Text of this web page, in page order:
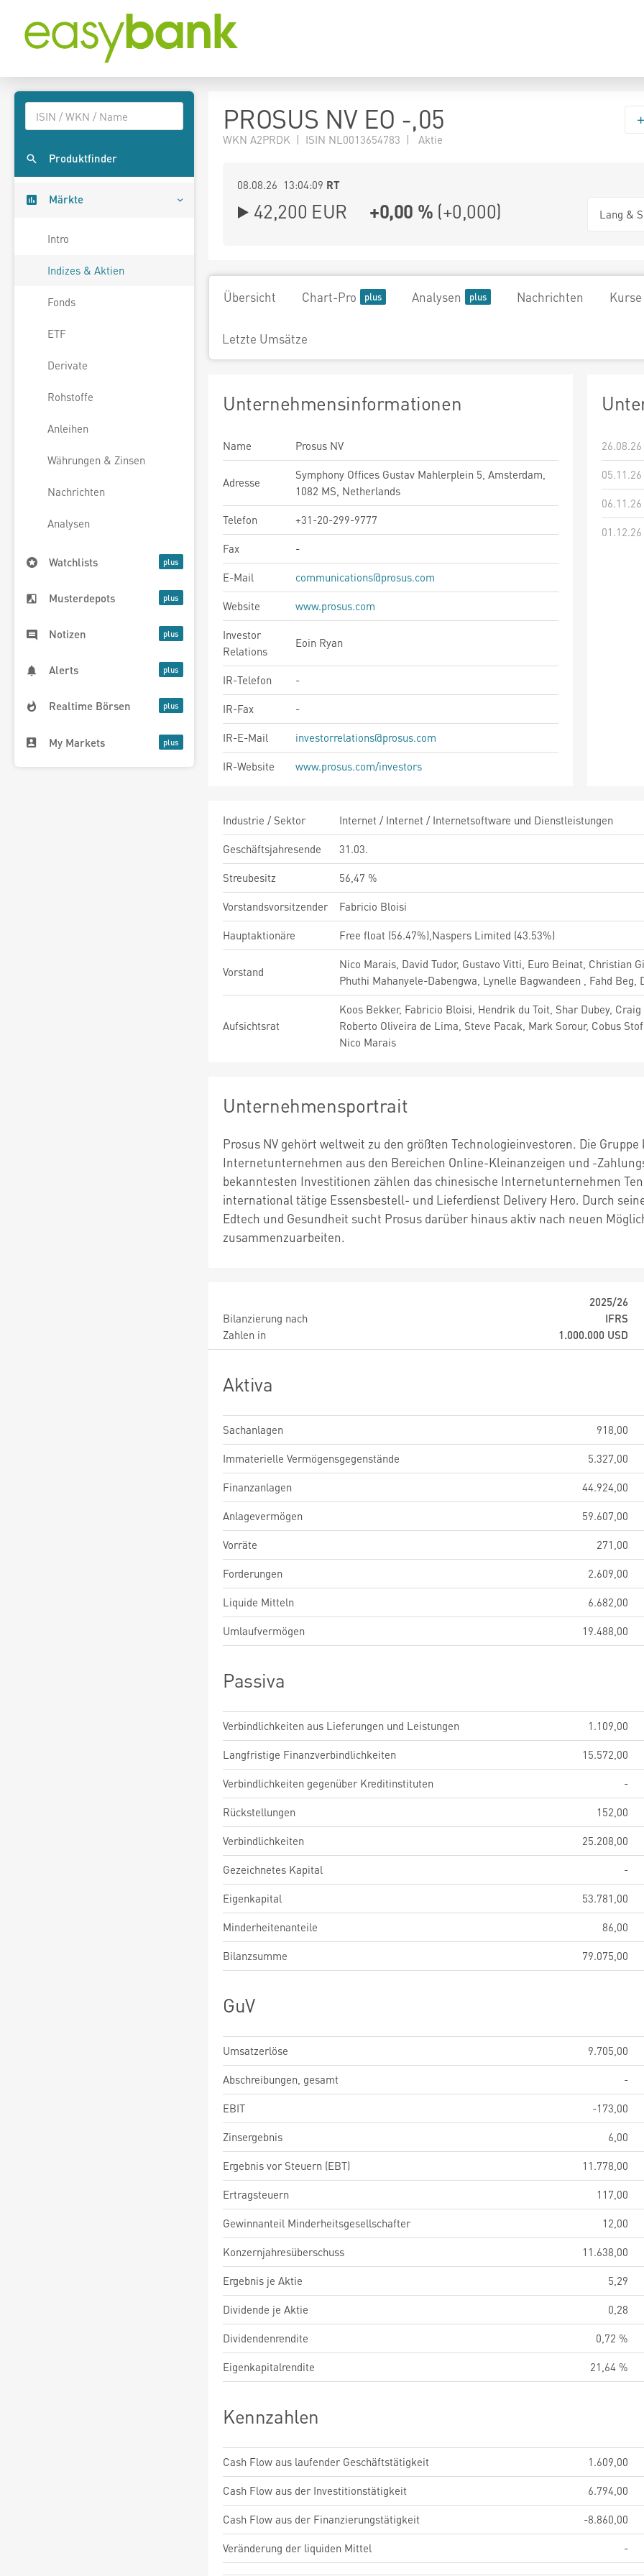
Produktfinder
Märkte
Intro
Indizes & Aktien
Fonds
ETF
Derivate
Rohstoffe
Anleihen
Währungen & Zinsen
Nachrichten
Analysen
Watchlists
Musterdepots
Notizen
Alerts
Realtime Börsen
My Markets
PROSUS NV EO -,05
WKN A2PRDK | ISIN NL0013654783 | Aktie
08.08.26 13:04:09 RT
42,200 EUR +0,00 % (+0,000) Lang &
Übersicht Chart-Pro Analysen Nachrichten
Letzte Umsätze
Unternehmensinformationen
Name Prosus NV
Adresse
Symphony Offices Gustav Mahlerplein 5, Amsterdam,
1082 MS, Netherlands
Telefon
+31-20-299-9777
Fax
-
E-Mail
communications@prosus.com
Website
www.prosus.com
Investor
Relations
Eoin Ryan
IR-Telefon
-
IR-Fax
-
IR-E-Mail
investorrelations@prosus.com
IR-Website
www.prosus.com/investors
26.08.26
05.11.26
06.11.26
01.12.26
Industrie / Sektor
Internet / Internet / Internetsoftware und Dienstleistungen
Geschäftsjahresende
31.03.
Streubesitz
56,47 %
Vorstandsvorsitzender
Fabricio Bloisi
Hauptaktionäre
Free float (56.47%),Naspers Limited (43.53%)
Vorstand
Nico Marais, David Tudor, Gustavo Vitti, Euro Beinat, Christian
Phuthi Mahanyele-Dabengwa, Lynelle Bagwandeen , Fahd
Aufsichtsrat
Koos Bekker, Fabricio Bloisi, Hendrik du Toit, Shar Dubey,
Roberto Oliveira de Lima, Steve Pacak, Mark Sorour, Cobus
Nico Marais
Unternehmensportrait
Prosus NV gehört weltweit zu den größten Technologieinvestoren. Die
Internetunternehmen aus den Bereichen Online-Kleinanzeigen und -
bekanntesten Investitionen zählen das chinesische Internetunternehmen
international tätige Essensbestell- und Lieferdienst Delivery Hero. Durch
Edtech und Gesundheit sucht Prosus darüber hinaus aktiv nach neuen
zusammenzuarbeiten.
Bilanzierung nach
Zahlen in
2025/26
IFRS
1.000.000 USD
Aktiva
Sachanlagen 918,00
Immaterielle Vermögensgegenstände
5.327,00
Finanzanlagen
44.924,00
Anlagevermögen
59.607,00
Vorräte
271,00
Forderungen
2.609,00
Liquide Mitteln
6.682,00
Umlaufvermögen
19.488,00
Passiva
Verbindlichkeiten aus Lieferungen und Leistungen 1.109,00
Langfristige Finanzverbindlichkeiten
15.572,00
Verbindlichkeiten gegenüber Kreditinstituten
-
Rückstellungen
152,00
Verbindlichkeiten
25.208,00
Gezeichnetes Kapital
-
Eigenkapital
53.781,00
Minderheitenanteile
86,00
Bilanzsumme
79.075,00
GuV
Umsatzerlöse 9.705,00
Abschreibungen, gesamt
-
EBIT
-173,00
Zinsergebnis
6,00
Ergebnis vor Steuern (EBT)
11.778,00
Ertragsteuern
117,00
Gewinnanteil Minderheitsgesellschafter
12,00
Konzernjahresüberschuss
11.638,00
Ergebnis je Aktie
5,29
Dividende je Aktie
0,28
Dividendenrendite
0,72 %
Eigenkapitalrendite
21,64 %
Kennzahlen
Cash Flow aus laufender Geschäftstätigkeit 1.609,00
Cash Flow aus der Investitionstätigkeit
6.794,00
Cash Flow aus der Finanzierungstätigkeit
-8.860,00
Veränderung der liquiden Mittel
-